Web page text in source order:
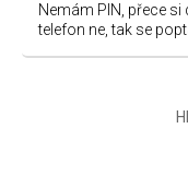
Nemám PIN, přece
telefon ne, tak se